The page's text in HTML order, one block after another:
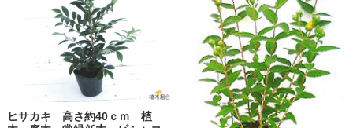
ヒサカキ 高さ約40ｃｍ 植